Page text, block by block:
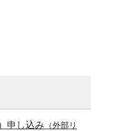
申し込み （外部リ